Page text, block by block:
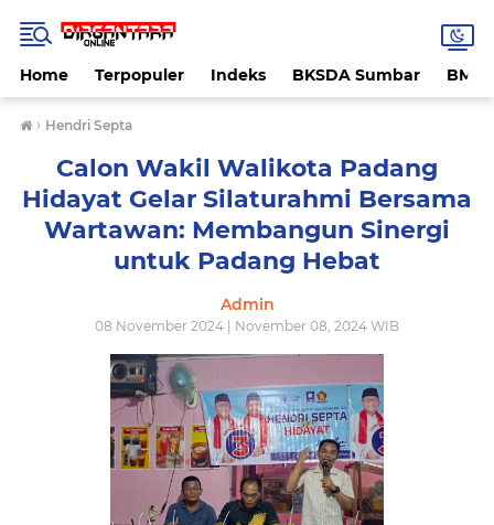
Home Terpopuler Indeks BKSDA Sumbar
› Hendri Septa
Calon Wakil Walikota Padang
Hidayat Gelar Silaturahmi Bersama
Wartawan: Membangun Sinergi
untuk Padang Hebat
Admin
08 November 2024 | November 08, 2024 WIB